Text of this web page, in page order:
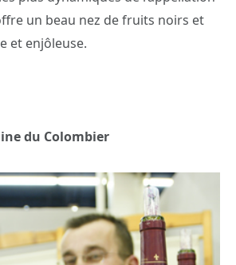
un beau nez de fruits noirs et
et enjôleuse.
du Colombier